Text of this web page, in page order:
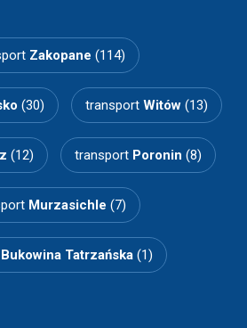
Zakopane (114)
(30) transport Witów (13)
(12) transport Poronin (8)
Murzasichle (7)
Bukowina Tatrzańska (1)